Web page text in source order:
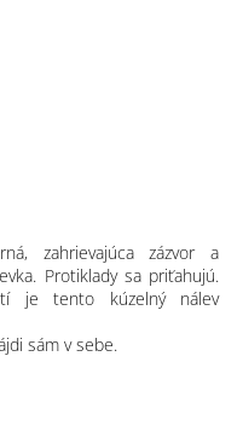
zahrievajúca zázvor a
Protiklady sa priťahujú.
je tento kúzelný nálev
sám v sebe.